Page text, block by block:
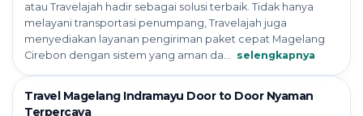
atau Travelajah hadir sebagai solusi terbaik. Tidak hanya
melayani transportasi penumpang, Travelajah juga
menyediakan layanan pengiriman paket cepat Magelang
Cirebon dengan sistem yang aman da... selengkapnya
Travel Magelang Indramayu Door to Door Nyaman
Terpercaya